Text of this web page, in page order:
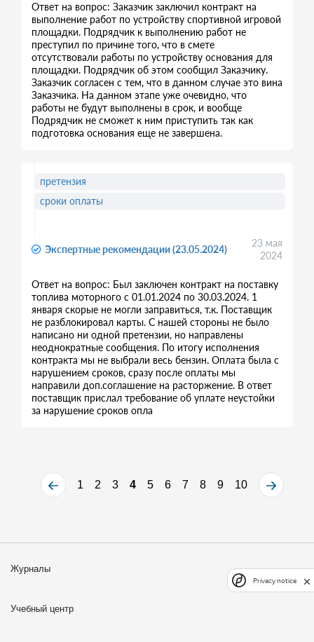
Ответ на вопрос: Заказчик заключил контракт на
выполнение работ по устройству спортивной игровой
площадки. Подрядчик к выполнению работ не
преступил по причине того, что в смете
отсутствовали работы по устройству основания для
площадки. Подрядчик об этом сообщил Заказчику.
Заказчик согласен с тем, что в данном случае это вина
Заказчика. На данном этапе уже очевидно, что
работы не будут выполнены в срок, и вообще
Подрядчик не сможет к ним приступить так как
подготовка основания еще не завершена.
Экспертные рекомендации (23.05.2024)
23 мая
2024
Ответ на вопрос: Был заключен контракт на поставку
топлива моторного с 01.01.2024 по 30.03.2024. 1
января скорые не могли заправиться, т.к. Поставщик
не разблокировал карты. С нашей стороны не было
написано ни одной претензии, но направлены
неоднократные сообщения. По итогу исполнения
контракта мы не выбрали весь бензин. Оплата была с
нарушением сроков, сразу после оплаты мы
направили доп.соглашение на расторжение. В ответ
поставщик прислал требование об уплате неустойки
за нарушение сроков опла
претензия
сроки оплаты
1 2 3 4 5 6 7 8 9 10
Журналы
Учебный центр
Privacy notice